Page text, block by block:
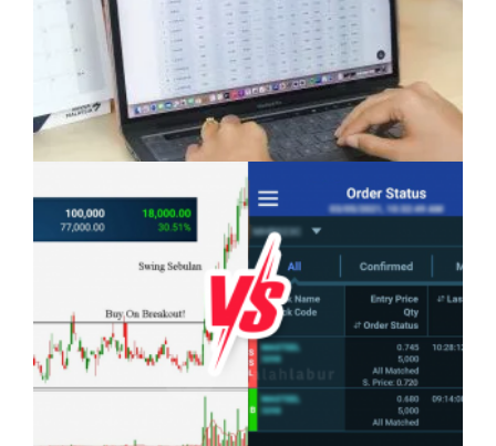
Pelaburan Saham Bukan Untuk Mereka Yang
Suka ‘Stress’